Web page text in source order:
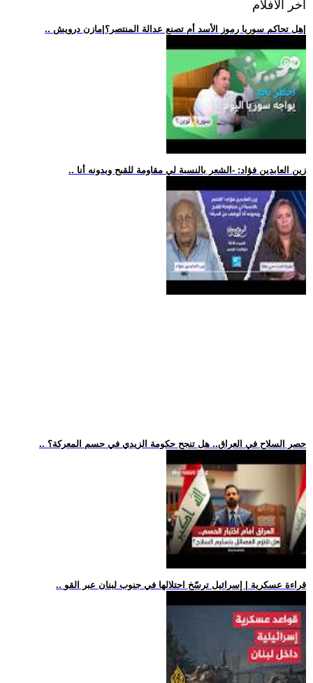
اخر الافلام
.. زين العابدين فؤاد: -الشعر بالنسبة لي مقاومة للقبح وبدونه أنا
.. حصر السلاح في العراق.. هل تنجح حكومة الزيدي في حسم المعركة؟
.. قراءة عسكرية | إسرائيل ترسّخ احتلالها في جنوب لبنان عبر القو